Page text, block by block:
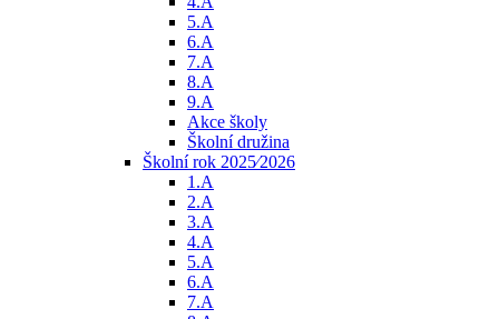
5.A
6.A
7.A
8.A
9.A
Akce školy
Školní družina
Školní rok 2025⁄2026
1.A
2.A
3.A
4.A
5.A
6.A
7.A